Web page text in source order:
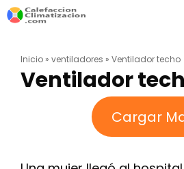
Saltar
contenido
Inicio » ventiladores » Ventilador techo
Ventilador
Cargar